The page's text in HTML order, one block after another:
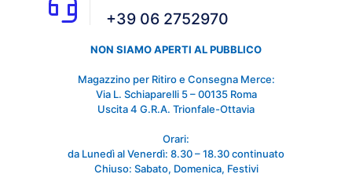
+39 06 2752970
NON SIAMO APERTI AL PUBBLICO
Magazzino per Ritiro e Consegna Merce:
Via L. Schiaparelli 5 – 00135 Roma
Uscita 4 G.R.A. Trionfale-Ottavia
Orari:
da Lunedì al Venerdì: 8.30 – 18.30 continuato
Chiuso: Sabato, Domenica, Festivi